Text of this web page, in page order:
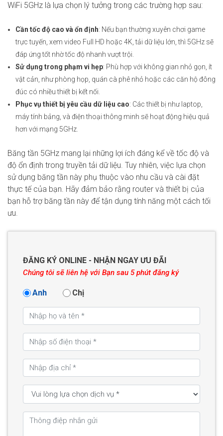
WiFi 5GHz là lựa chọn lý tưởng trong các trường hợp sau:
Cần tốc độ cao và ổn định: Nếu bạn thường xuyên chơi game
trực tuyến, xem video Full HD hoặc 4K, tải dữ liệu lớn, thì 5GHz sẽ
đáp ứng tốt nhờ tốc độ nhanh vượt trội.
Sử dụng trong phạm vi hẹp: Phù hợp với không gian nhỏ gọn, ít
vật cản, như phòng họp, quán cà phê nhỏ hoặc các căn hộ đông
đúc có nhiều thiết bị kết nối.
Phục vụ thiết bị yêu cầu dữ liệu cao: Các thiết bị như laptop,
máy tính bảng, và điện thoại thông minh sẽ hoạt động hiệu quả
hơn với mạng 5GHz.
Băng tần 5GHz mang lại những lợi ích đáng kể về tốc độ và
độ ổn định trong truyền tải dữ liệu. Tuy nhiên, việc lựa chọn
sử dụng băng tần này phụ thuộc vào nhu cầu và cài đặt
thực tế của bạn. Hãy đảm bảo rằng router và thiết bị của
bạn hỗ trợ băng tần này để tận dụng tính năng một cách tối
ưu.
ĐĂNG KÝ ONLINE - NHẬN NGAY ƯU ĐÃI
Chúng tôi sẽ liên hệ với Bạn sau 5 phút đăng ký
Anh Chị